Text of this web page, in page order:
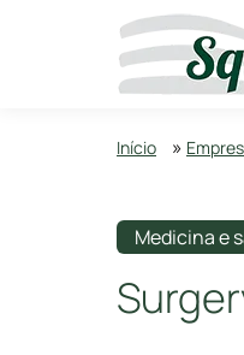
Início »
Medicina e